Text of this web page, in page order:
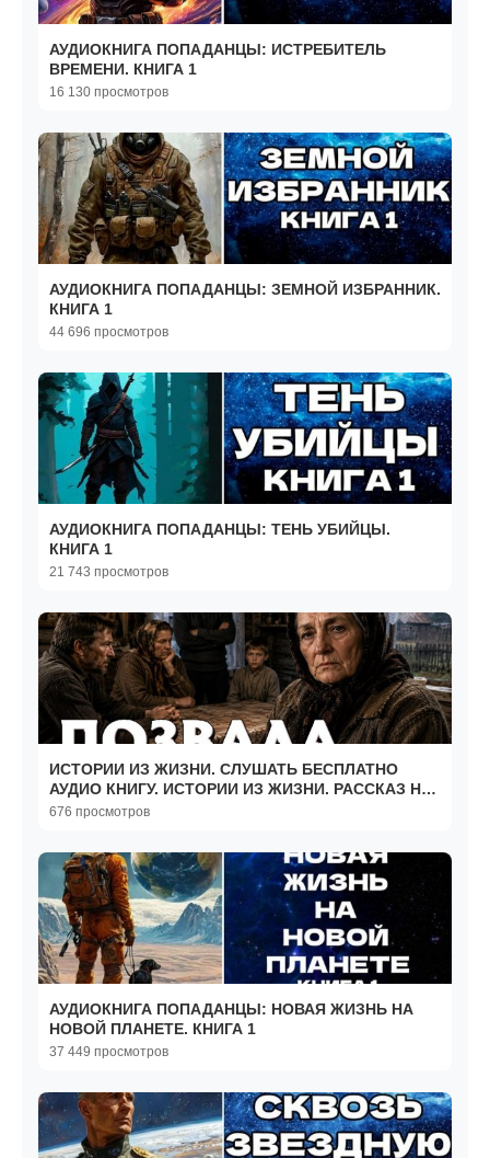
АУДИОКНИГА ПОПАДАНЦЫ: ИСТРЕБИТЕЛЬ
ВРЕМЕНИ. КНИГА 1
16 130 просмотров
АУДИОКНИГА ПОПАДАНЦЫ: ЗЕМНОЙ ИЗБРАННИК.
КНИГА 1
44 696 просмотров
АУДИОКНИГА ПОПАДАНЦЫ: ТЕНЬ УБИЙЦЫ.
КНИГА 1
21 743 просмотров
ИСТОРИИ ИЗ ЖИЗНИ. СЛУШАТЬ БЕСПЛАТНО
АУДИО КНИГУ. ИСТОРИИ ИЗ ЖИЗНИ. РАССКАЗ НА
НОЧЬ.
676 просмотров
АУДИОКНИГА ПОПАДАНЦЫ: НОВАЯ ЖИЗНЬ НА
НОВОЙ ПЛАНЕТЕ. КНИГА 1
37 449 просмотров